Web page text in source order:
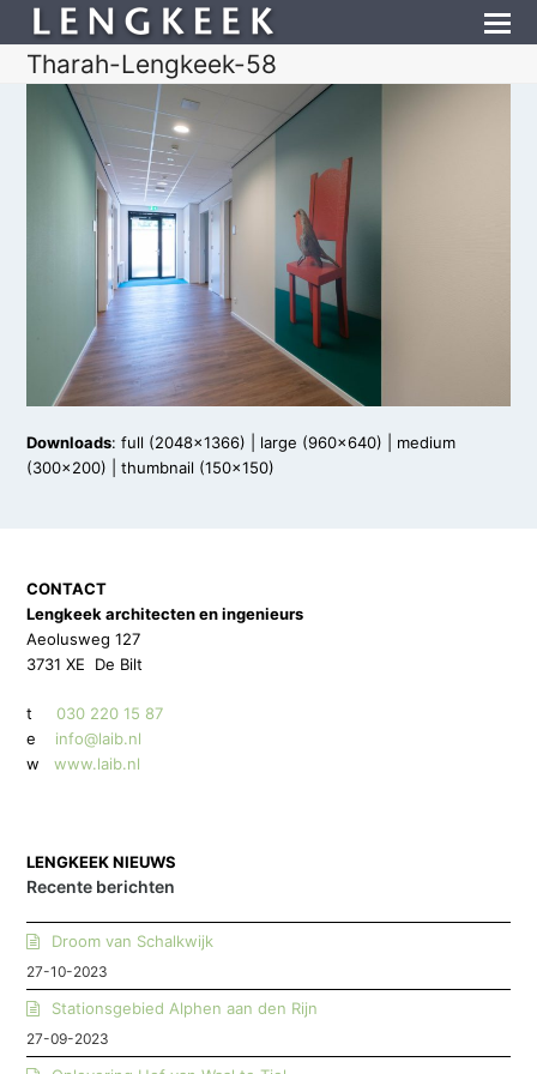
Tharah-Lengkeek-58
Downloads:full (2048x1366) large (960x640)
medium
(300x200) |thumbnail (150x150)
CONTACT
Lengkeek architecten en ingenieurs
Aeolusweg 127
3731 XE De Bilt
t030 220 15 87
e info@laib.nl
w
www.laib.nl
LENGKEEK NIEUWS
Recente berichten
Droom van Schalkwijk
27-10-2023
Stationsgebied Alphen aan den Rijn
27-09-2023